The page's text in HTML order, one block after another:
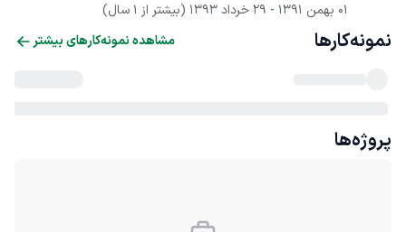
01 بهمن 1391
- 29 خرداد 1393 (بیشتر از 1 سال)
نمونه‌کارها مشاهده نمونه‌کارهای بیشتر
پروژه‌ها